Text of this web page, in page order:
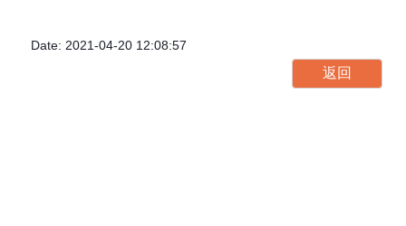
Date: 2021-04-20 12:08:57